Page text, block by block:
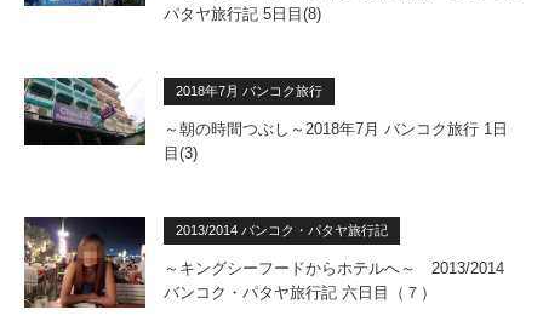
パタヤ旅行記 5日目(8)
2018年7月 バンコク旅行
～朝の時間つぶし～2018年7月 バンコク旅行 1日
目(3)
2013/2014 バンコク・パタヤ旅行記
～キングシーフードからホテルへ～ 2013/2014
バンコク・パタヤ旅行記 六日目（７）